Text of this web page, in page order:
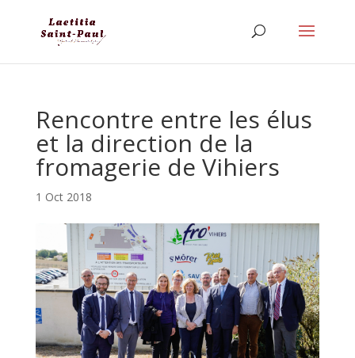
Rencontre entre les élus
et la direction de la
fromagerie de Vihiers
1 Oct 2018